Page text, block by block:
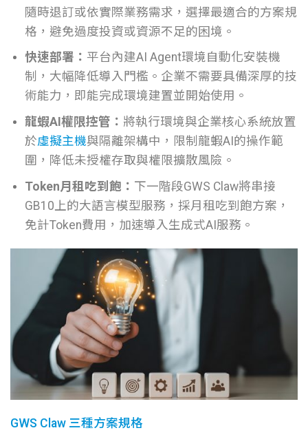
隨時退訂或依實際業務需求，選擇最適合的方案規
格，避免過度投資或資源不足的困境。
快速部署： 平台內建AI Agent環境自動化安裝機
制，大幅降低導入門檻。企業不需要具備深厚的技
術能力，即能完成環境建置並開始使用。
龍蝦AI權限控管： 將執行環境與企業核心系統放置
於虛擬主機與隔離架構中，限制龍蝦AI的操作範
圍，降低未授權存取與權限擴散風險。
Token月租吃到飽： 下一階段GWS Claw將串接
GB10上的大語言模型服務，採月租吃到飽方案，
免計Token費用，加速導入生成式AI服務。
GWS Claw 三種方案規格